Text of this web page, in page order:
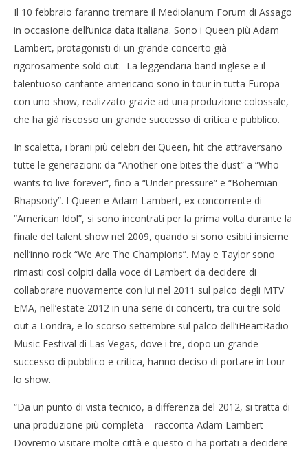
I Queen al Mediolanum Forum di Assago il 10
febbraio
04/02/2015
Redazione
Il 10 febbraio faranno tremare il Mediolanum Forum di Assago
in occasione dell’unica data italiana. Sono i Queen più Adam
Lambert, protagonisti di un grande concerto già
rigorosamente sold out. La leggendaria band inglese e il
talentuoso cantante americano sono in tour in tutta Europa
con uno show, realizzato grazie ad una produzione colossale,
che ha già riscosso un grande successo di critica e pubblico.
In scaletta, i brani più celebri dei Queen, hit che attraversano
tutte le generazioni: da “Another one bites the dust” a “Who
wants to live forever”, fino a “Under pressure” e “Bohemian
Rhapsody”. I Queen e Adam Lambert, ex concorrente di
“American Idol”, si sono incontrati per la prima volta durante la
finale del talent show nel 2009, quando si sono esibiti insieme
nell’inno rock “We Are The Champions”. May e Taylor sono
rimasti così colpiti dalla voce di Lambert da decidere di
collaborare nuovamente con lui nel 2011 sul palco degli MTV
EMA, nell’estate 2012 in una serie di concerti, tra cui tre sold
out a Londra, e lo scorso settembre sul palco dell’iHeartRadio
Music Festival di Las Vegas, dove i tre, dopo un grande
successo di pubblico e critica, hanno deciso di portare in tour
lo show.
“Da un punto di vista tecnico, a differenza del 2012, si tratta di
una produzione più completa – racconta Adam Lambert –
Dovremo visitare molte città e questo ci ha portati a decidere